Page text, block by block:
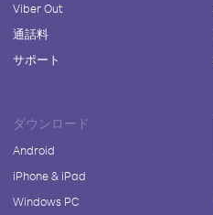
Viber Out
通話料
サポート
ダウンロード
Android
iPhone & iPad
Windows PC